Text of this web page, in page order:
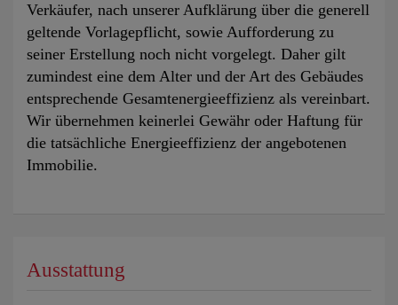
Verkäufer, nach unserer Aufklärung über die generell
geltende Vorlagepflicht, sowie Aufforderung zu
seiner Erstellung noch nicht vorgelegt. Daher gilt
zumindest eine dem Alter und der Art des Gebäudes
entsprechende Gesamtenergieeffizienz als vereinbart.
Wir übernehmen keinerlei Gewähr oder Haftung für
die tatsächliche Energieeffizienz der angebotenen
Immobilie.
Ausstattung